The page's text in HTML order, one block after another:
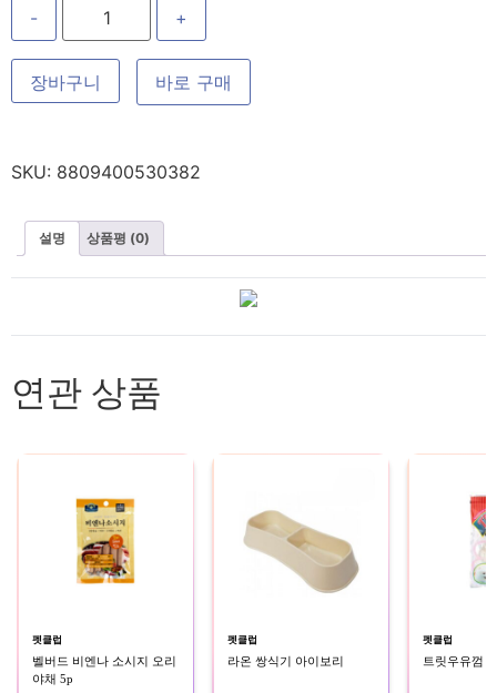
- +
장바구니 바로 구매
SKU: 8809400530382
설명 상품평 (0)
연관 상품
펫클럽
벨버드 비엔나 소시지 오리
야채 5p
펫클럽
라온 쌍식기 아이보리
펫클럽
트릿우유껌